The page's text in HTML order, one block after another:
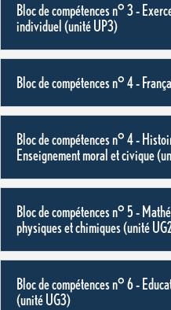
Bloc de compétences n° 3 –
individuel (unité UP3)
Bloc de compétences n° 4 –
Bloc de compétences n° 4 –
Enseignement moral et civique
Bloc de compétences n° 5 –
physiques et chimiques (unité
Bloc de compétences n° 6 –
(unité UG3)